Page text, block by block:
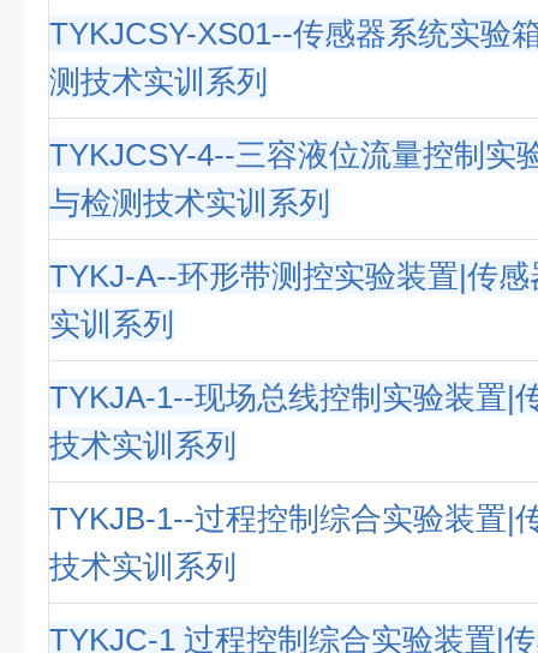
TYKJCSY-XS01--传感器系统实验
测技术实训系列
TYKJCSY-4--三容液位流量控制实
与检测技术实训系列
TYKJ-A--环形带测控实验装置|传
实训系列
TYKJA-1--现场总线控制实验装置|
技术实训系列
TYKJB-1--过程控制综合实验装置|
技术实训系列
TYKJC-1 过程控制综合实验装置|